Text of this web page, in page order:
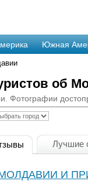
Южная
об
Фотографии
Лучшие
И